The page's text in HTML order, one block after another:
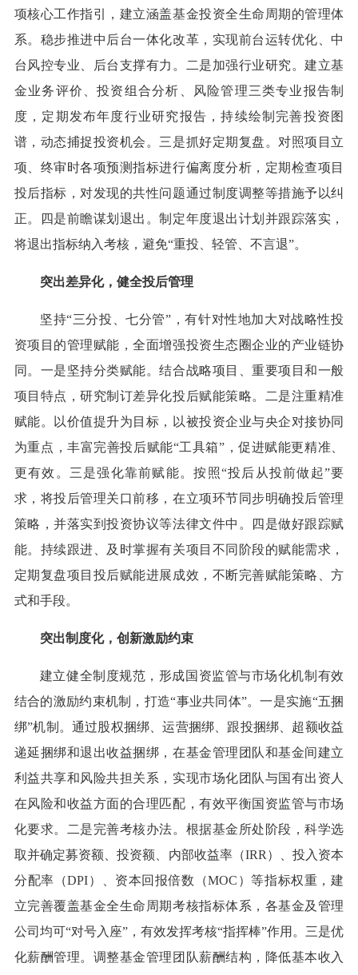
项核心工作指引，建立涵盖基金投资全生命周期的管理体
系。稳步推进中后台一体化改革，实现前台运转优化、中
台风控专业、后台支撑有力。二是加强行业研究。建立基
金业务评价、投资组合分析、风险管理三类专业报告制
度，定期发布年度行业研究报告，持续绘制完善投资图
谱，动态捕捉投资机会。三是抓好定期复盘。对照项目立
项、终审时各项预测指标进行偏离度分析，定期检查项目
投后指标，对发现的共性问题通过制度调整等措施予以纠
正。四是前瞻谋划退出。制定年度退出计划并跟踪落实，
将退出指标纳入考核，避免“重投、轻管、不言退”。
突出差异化，健全投后管理
坚持“三分投、七分管”，有针对性地加大对战略性投
资项目的管理赋能，全面增强投资生态圈企业的产业链协
同。一是坚持分类赋能。结合战略项目、重要项目和一般
项目特点，研究制订差异化投后赋能策略。二是注重精准
赋能。以价值提升为目标，以被投资企业与央企对接协同
为重点，丰富完善投后赋能“工具箱”，促进赋能更精准、
更有效。三是强化靠前赋能。按照“投后从投前做起”要
求，将投后管理关口前移，在立项环节同步明确投后管理
策略，并落实到投资协议等法律文件中。四是做好跟踪赋
能。持续跟进、及时掌握有关项目不同阶段的赋能需求，
定期复盘项目投后赋能进展成效，不断完善赋能策略、方
式和手段。
突出制度化，创新激励约束
建立健全制度规范，形成国资监管与市场化机制有效
结合的激励约束机制，打造“事业共同体”。一是实施“五捆
绑”机制。通过股权捆绑、运营捆绑、跟投捆绑、超额收益
递延捆绑和退出收益捆绑，在基金管理团队和基金间建立
利益共享和风险共担关系，实现市场化团队与国有出资人
在风险和收益方面的合理匹配，有效平衡国资监管与市场
化要求。二是完善考核办法。根据基金所处阶段，科学选
取并确定募资额、投资额、内部收益率（IRR）、投入资本
分配率（DPI）、资本回报倍数（MOC）等指标权重，建
立完善覆盖基金全生命周期考核指标体系，各基金及管理
公司均可“对号入座”，有效发挥考核“指挥棒”作用。三是优
化薪酬管理。调整基金管理团队薪酬结构，降低基本收入